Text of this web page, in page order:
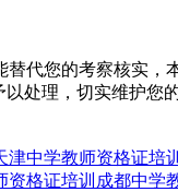
代您的考察核实，
处理，切实维护您
津中学教师资格证培训
资格证培训 成都中学